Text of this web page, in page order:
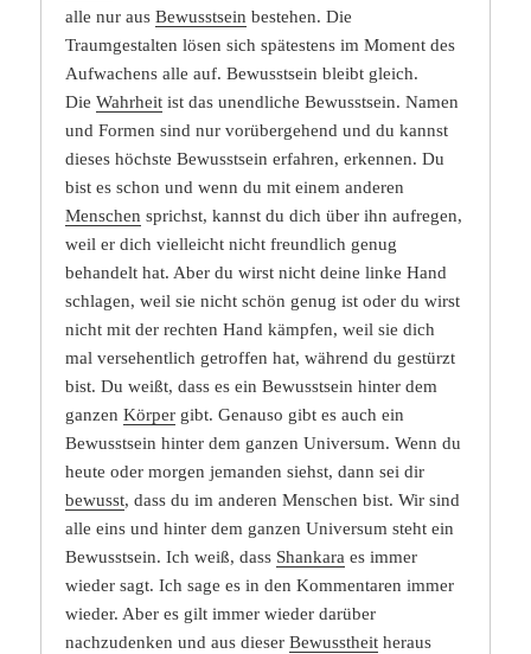
alle nur ausBewusstsein bestehen. Die
Traumgestalten lösen sich spätestens im Moment des
Aufwachens alle auf. Bewusstsein bleibt gleich.
DieWahrheit ist das unendliche Bewusstsein. Namen
und Formen sind nur vorübergehend und du kannst
dieses höchste Bewusstsein erfahren, erkennen. Du
bist es schon und wenn du mit einem anderen
Menschen sprichst, kannst du dich über ihn aufregen,
weil er dich vielleicht nicht freundlich genug
behandelt hat. Aber du wirst nicht deine linke Hand
schlagen, weil sie nicht schön genug ist oder du wirst
nicht mit der rechten Hand kämpfen, weil sie dich
mal versehentlich getroffen hat, während du gestürzt
bist. Du weißt, dass es ein Bewusstsein hinter dem
ganzenKörper gibt. Genauso gibt es auch ein
Bewusstsein hinter dem ganzen Universum. Wenn du
heute oder morgen jemanden siehst, dann sei dir
bewusst, dass du im anderen Menschen bist. Wir sind
alle eins und hinter dem ganzen Universum steht ein
Bewusstsein. Ich weiß, dass Shankara es immer
wieder sagt. Ich sage es in den Kommentaren immer
wieder. Aber es gilt immer wieder darüber
nachzudenken und aus dieserBewusstheit heraus